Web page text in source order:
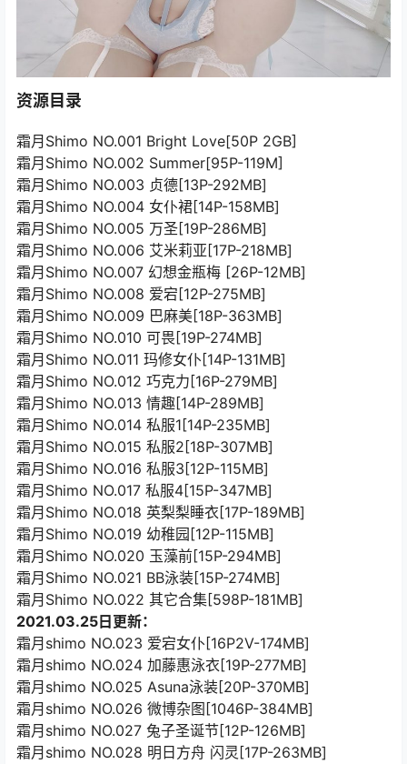
资源目录
霜月Shimo NO.001 Bright Love[50P 2GB]
霜月Shimo NO.002 Summer[95P-119M]
霜月Shimo NO.003 贞德[13P-292MB]
霜月Shimo NO.004 女仆裙[14P-158MB]
霜月Shimo NO.005 万圣[19P-286MB]
霜月Shimo NO.006 艾米莉亚[17P-218MB]
霜月Shimo NO.007 幻想金瓶梅 [26P-12MB]
霜月Shimo NO.008 爱宕[12P-275MB]
霜月Shimo NO.009 巴麻美[18P-363MB]
霜月Shimo NO.010 可畏[19P-274MB]
霜月Shimo NO.011 玛修女仆[14P-131MB]
霜月Shimo NO.012 巧克力[16P-279MB]
霜月Shimo NO.013 情趣[14P-289MB]
霜月Shimo NO.014 私服1[14P-235MB]
霜月Shimo NO.015 私服2[18P-307MB]
霜月Shimo NO.016 私服3[12P-115MB]
霜月Shimo NO.017 私服4[15P-347MB]
霜月Shimo NO.018 英梨梨睡衣[17P-189MB]
霜月Shimo NO.019 幼稚园[12P-115MB]
霜月Shimo NO.020 玉藻前[15P-294MB]
霜月Shimo NO.021 BB泳装[15P-274MB]
霜月Shimo NO.022 其它合集[598P-181MB]
2021.03.25日更新：
霜月shimo NO.023 爱宕女仆[16P2V-174MB]
霜月shimo NO.024 加藤惠泳衣[19P-277MB]
霜月shimo NO.025 Asuna泳装[20P-370MB]
霜月shimo NO.026 微博杂图[1046P-384MB]
霜月shimo NO.027 兔子圣诞节[12P-126MB]
霜月shimo NO.028 明日方舟 闪灵[17P-263MB]